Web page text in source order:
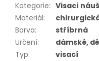
Kategorie: Visací
Materiál:
Barva:
stříbrná
Určení:
dámské,
Typ:
visací